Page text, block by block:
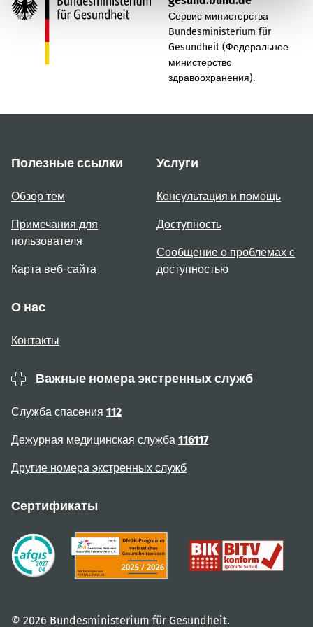
Сервис министерства
Bundesministerium für
Gesundheit (Федеральное
министерство
здравоохранения).
Полезные ссылки
Обзор тем
Примечания для
пользователя
Карта веб-сайта
Услуги
Консультация и помощь
Доступность
Сообщение о проблемах с
доступностью
О нас
Контакты
Важные номера экстренных служб
Служба спасения 112
Дежурная медицинская служба 116117
Другие номера экстренных служб
Сертификаты
© 2026 Bundesministerium für Gesundheit.